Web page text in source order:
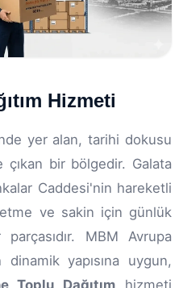
Hizmeti
yer alan, tarihi dokusu
bir bölgedir. Galata
Caddesi'nin hareketli
ve sakin için günlük
MBM Avrupa
yapısına uygun,
Toplu Dağıtım hizmeti